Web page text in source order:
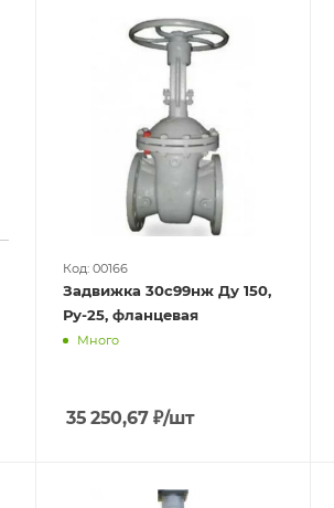
30с65нж
Код: 00166
Задвижка 30с99нж Ду 150,
Ру-25, фланцевая
Много
35 250,67 ₽/шт